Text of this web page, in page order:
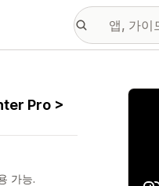
Pro >
가능.
추천